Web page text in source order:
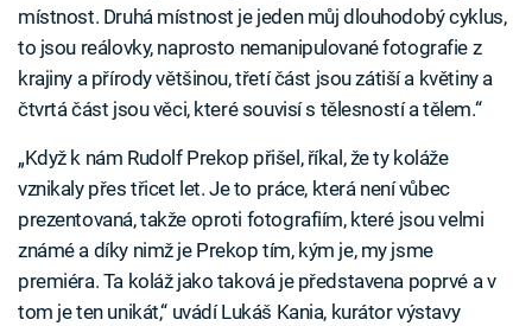
místnost. Druhá místnost je jeden můj dlouhodobý cyklus,
to jsou reálovky, naprosto nemanipulované fotografie z
krajiny a přírody většinou, třetí část jsou zátiší a květiny a
čtvrtá část jsou věci, které souvisí s tělesností a tělem.“
„Když k nám Rudolf Prekop přišel, říkal, že ty koláže
vznikaly přes třicet let. Je to práce, která není vůbec
prezentovaná, takže oproti fotografiím, které jsou velmi
známé a díky nimž je Prekop tím, kým je, my jsme
premiéra. Ta koláž jako taková je představena poprvé a v
tom je ten unikát,“ uvádí Lukáš Kania, kurátor výstavy